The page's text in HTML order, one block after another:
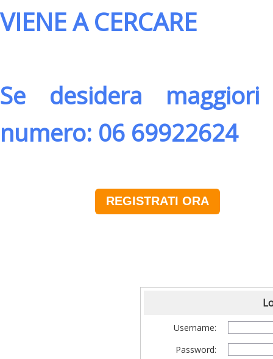
VIENE A CERCARE
Se desidera
numero: 06 69922624
REGISTRATI ORA
Username:
Password: